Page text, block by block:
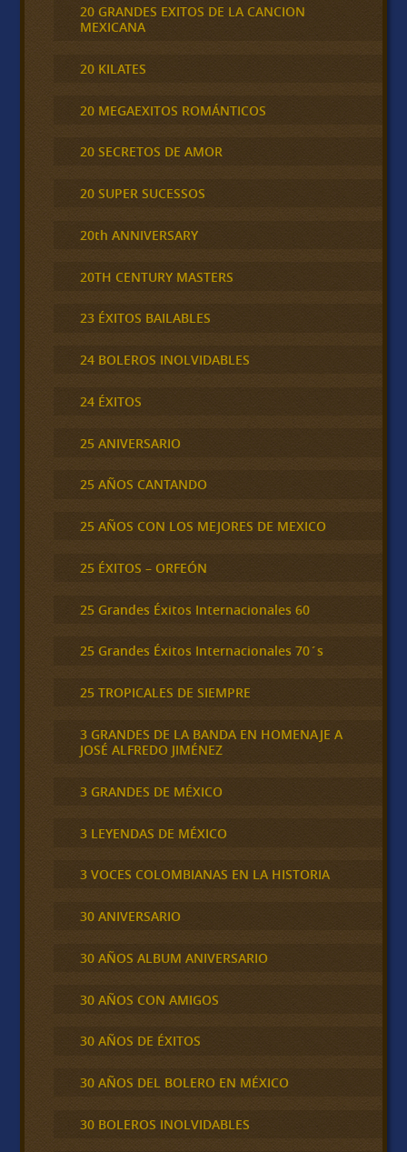
20 GRANDES EXITOS DE LA CANCION
MEXICANA
20 KILATES
20 MEGAEXITOS ROMÁNTICOS
20 SECRETOS DE AMOR
20 SUPER SUCESSOS
20th ANNIVERSARY
20TH CENTURY MASTERS
23 ÉXITOS BAILABLES
24 BOLEROS INOLVIDABLES
24 ÉXITOS
25 ANIVERSARIO
25 AÑOS CANTANDO
25 AÑOS CON LOS MEJORES DE MEXICO
25 ÉXITOS – ORFEÓN
25 Grandes Éxitos Internacionales 60
25 Grandes Éxitos Internacionales 70´s
25 TROPICALES DE SIEMPRE
3 GRANDES DE LA BANDA EN HOMENAJE A
JOSÉ ALFREDO JIMÉNEZ
3 GRANDES DE MÉXICO
3 LEYENDAS DE MÉXICO
3 VOCES COLOMBIANAS EN LA HISTORIA
30 ANIVERSARIO
30 AÑOS ALBUM ANIVERSARIO
30 AÑOS CON AMIGOS
30 AÑOS DE ÉXITOS
30 AÑOS DEL BOLERO EN MÉXICO
30 BOLEROS INOLVIDABLES